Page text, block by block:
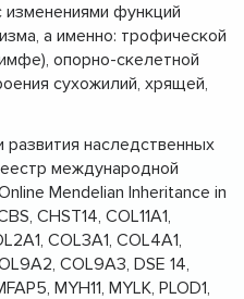
изменениями функций
а именно: трофической
опорно-скелетной
сухожилий, хрящей,
наследственных
международной
Mendelian Inheritance in
CHST14, COL11A1,
COL3A1, COL4A1,
COL9A3, DSE 14,
MYH11, MYLK, PLOD1,